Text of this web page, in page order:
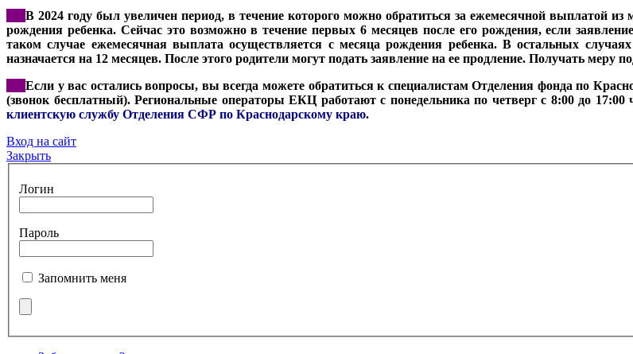
В 2024 году был увеличен период, в течение которого можно обратиться за ежемесячной выплатой из
рождения ребенка. Сейчас это возможно в течение первых 6 месяцев после его рождения, если
таком случае ежемесячная выплата осуществляется с месяца рождения ребенка. В остальных
назначается на 12 месяцев. После этого родители могут подать заявление на ее продление. Получать меру
Если у вас остались вопросы, вы всегда можете обратиться к специалистам Отделения фонда по
(звонок бесплатный). Региональные операторы ЕКЦ работают с понедельника по четверг с 8:00 до
клиентскую службу Отделения СФР по Краснодарскому краю.
Вход на сайт
Закрыть
Логин
Пароль
Запомнить меня